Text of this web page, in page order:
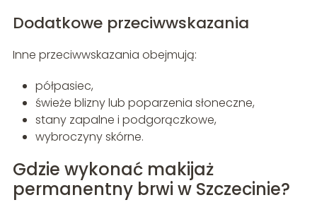
Dodatkowe przeciwwskazania
Inne przeciwwskazania obejmują:
półpasiec,
świeże blizny lub poparzenia słoneczne,
stany zapalne i podgorączkowe,
wybroczyny skórne.
Gdzie wykonać makijaż
permanentny brwi w Szczecinie?